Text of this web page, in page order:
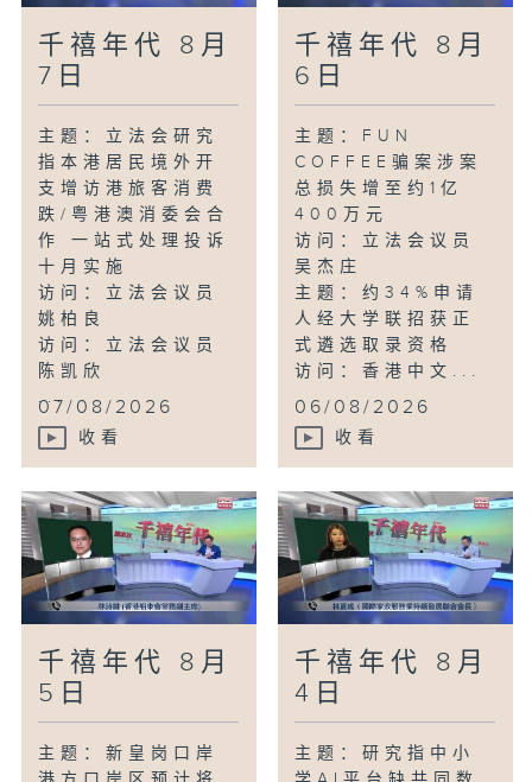
千禧年代 8月
7日
主题：立法会研究
指本港居民境外开
支增访港旅客消费
跌/粤港澳消委会合
作 一站式处理投诉
十月实施
访问：立法会议员
姚柏良
访问：立法会议员
陈凯欣
...
07/08/2026
收看
千禧年代 8月
6日
主题：FUN
COFFEE骗案涉案
总损失增至约1亿
400万元
访问：立法会议员
吴杰庄
主题：约34%申请
人经大学联招获正
式遴选取录资格
访问：香港中文...
06/08/2026
收看
千禧年代 8月
5日
主题：新皇岗口岸
千禧年代 8月
4日
主题：研究指中小